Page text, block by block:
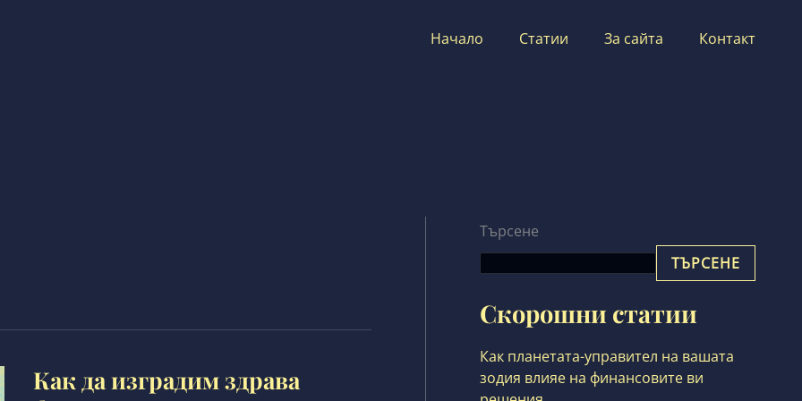
Начало Статии За сайта Контакт
Как да изградим здрава
Търсене
ТЪРСЕНЕ
Скорошни статии
Как планетата-управител на вашата
зодия влияе на финансовите ви